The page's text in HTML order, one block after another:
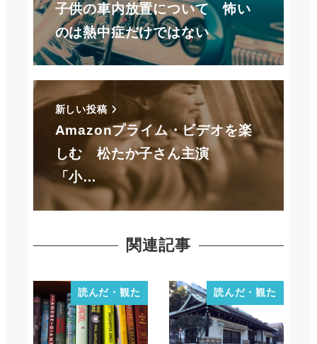
子供の車内放置について 怖い
のは熱中症だけではない
新しい投稿
Amazonプライム・ビデオを楽
しむ 松たか子さん主演
「小…
関連記事
読んだ・観た 読んだ・観た